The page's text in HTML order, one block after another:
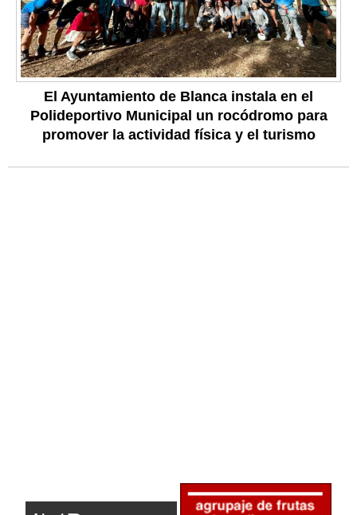
El Ayuntamiento de Blanca instala en el
Polideportivo Municipal un rocódromo para
promover la actividad física y el turismo